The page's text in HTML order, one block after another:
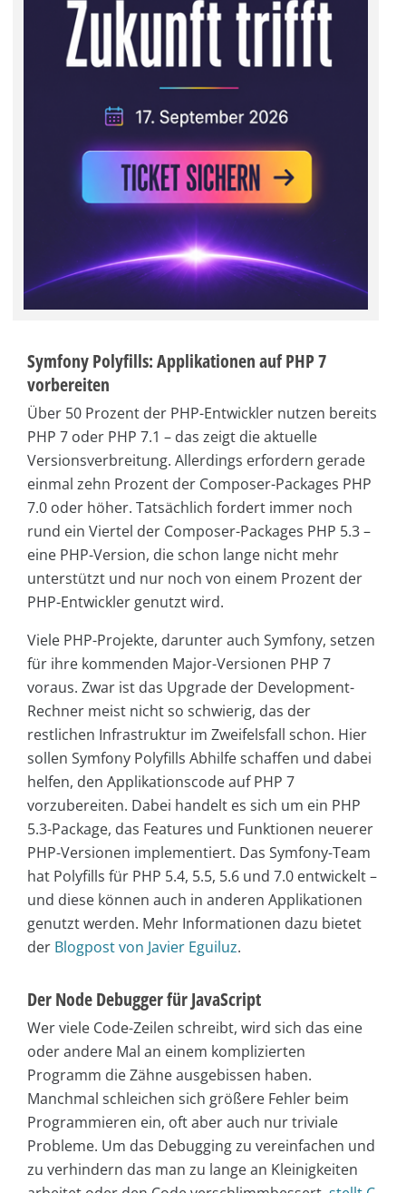
Symfony Polyfills: Applikationen auf PHP 7
vorbereiten
Über 50 Prozent der PHP-Entwickler nutzen bereits
PHP 7 oder PHP 7.1 – das zeigt die aktuelle
Versionsverbreitung. Allerdings erfordern gerade
einmal zehn Prozent der Composer-Packages PHP
7.0 oder höher. Tatsächlich fordert immer noch
rund ein Viertel der Composer-Packages PHP 5.3 –
eine PHP-Version, die schon lange nicht mehr
unterstützt und nur noch von einem Prozent der
PHP-Entwickler genutzt wird.
Viele PHP-Projekte, darunter auch Symfony, setzen
für ihre kommenden Major-Versionen PHP 7
voraus. Zwar ist das Upgrade der Development-
Rechner meist nicht so schwierig, das der
restlichen Infrastruktur im Zweifelsfall schon. Hier
sollen Symfony Polyfills Abhilfe schaffen und dabei
helfen, den Applikationscode auf PHP 7
vorzubereiten. Dabei handelt es sich um ein PHP
5.3-Package, das Features und Funktionen neuerer
PHP-Versionen implementiert. Das Symfony-Team
hat Polyfills für PHP 5.4, 5.5, 5.6 und 7.0 entwickelt –
und diese können auch in anderen Applikationen
genutzt werden. Mehr Informationen dazu bietet
der Blogpost von Javier Eguiluz.
Der Node Debugger für JavaScript
Wer viele Code-Zeilen schreibt, wird sich das eine
oder andere Mal an einem komplizierten
Programm die Zähne ausgebissen haben.
Manchmal schleichen sich größere Fehler beim
Programmieren ein, oft aber auch nur triviale
Probleme. Um das Debugging zu vereinfachen und
zu verhindern das man zu lange an Kleinigkeiten